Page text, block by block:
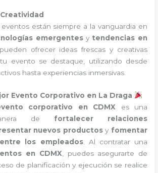
están siempre a la vanguardia en
emergentesy tendencias en
pueden ofrecer ideas frescas y creativas
evento se destaque, utilizando desde
hasta experiencias inmersivas.
Evento Corporativo en La Draga
corporativo en CDMX es una
de fortalecer relaciones
nuevos productosy fomentar
los empleados. Al contratar una
en CDMX , puedes asegurarte de
de planificación y ejecución se realice